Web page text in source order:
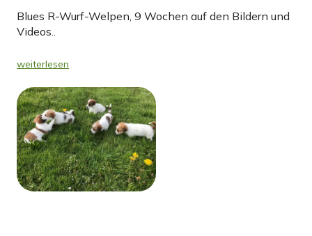
Blues R-Wurf-Welpen, 9 Wochen auf den Bildern und
Videos..
weiterlesen